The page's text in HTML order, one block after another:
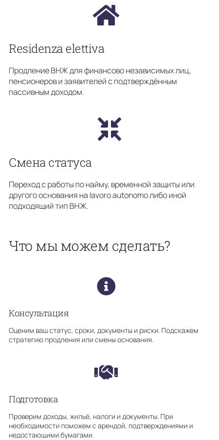
Residenza elettiva
Продление ВНЖ для финансово независимых лиц,
пенсионеров и заявителей с подтверждённым
пассивным доходом.
Смена статуса
Переход с работы по найму, временной защиты или
другого основания на lavoro autonomo либо иной
подходящий тип ВНЖ.
Что мы можем сделать?
Консультация
Оценим ваш статус, сроки, документы и риски. Подскажем
стратегию продления или смены основания.
Подготовка
Проверим доходы, жильё, налоги и документы. При
необходимости поможем с арендой, подтверждениями и
недостающими бумагами.